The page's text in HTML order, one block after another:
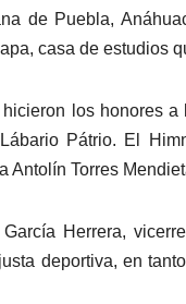
de Puebla,
casa de estudios
hicieron los honores
Pátrio. El
Antolín Torres
Herrera,
deportiva, en